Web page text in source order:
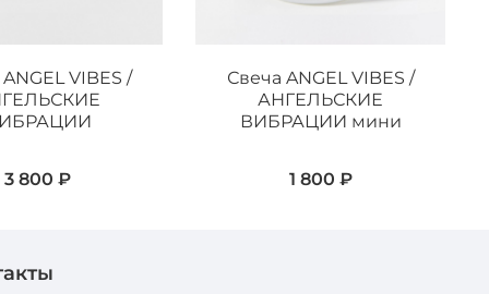
VIBES /
3 800 ₽
Свеча ANGEL VIBES /
АНГЕЛЬСКИЕ
ВИБРАЦИИ мини
1 800 ₽